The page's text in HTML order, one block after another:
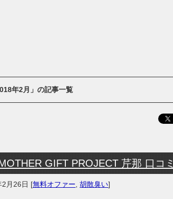
年2月」の記事一覧
GIFT PROJECT 芹那 口コミ
2月26日 [無料オファー ,胡散臭い]